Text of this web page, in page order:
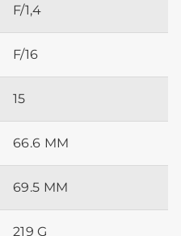
F/1,4
F/16
15
66.6 MM
69.5 MM
219 G